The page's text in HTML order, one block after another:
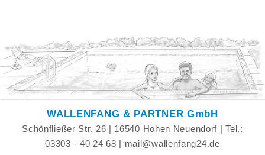
WALLENFANG & PARTNER GmbH
Schönfließer Str. 26 | 16540 Hohen Neuendorf | Tel.:
03303 - 40 24 68 | mail@wallenfang24.de